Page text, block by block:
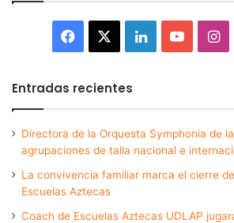
Facebook LinkedInYouTube
Entradas recientes
Directora de la Orquesta Symphonia de
agrupaciones de talla nacional e
La convivencia familiar marca el cierre
Escuelas Aztecas
Coach de Escuelas Aztecas UDLAP